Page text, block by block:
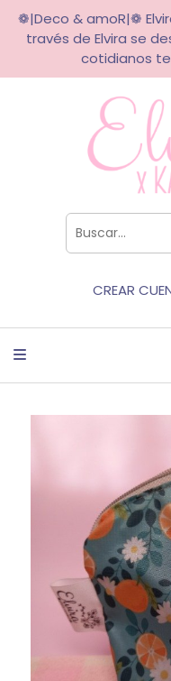
❁|Deco & amoR|❁
través de Elvira se
cotidianos
CREAR